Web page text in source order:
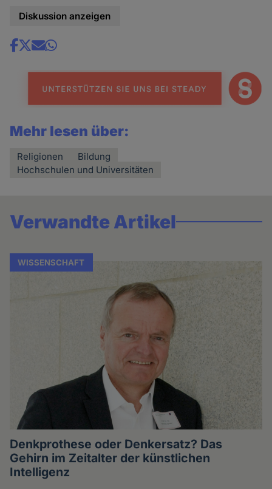
Diskussion anzeigen
Share
news
Mehr lesen über:
Religionen
Bildung
Hochschulen und Universitäten
Verwandte Artikel
WISSENSCHAFT
Denkprothese oder Denkersatz? Das
Gehirn im Zeitalter der künstlichen
Intelligenz